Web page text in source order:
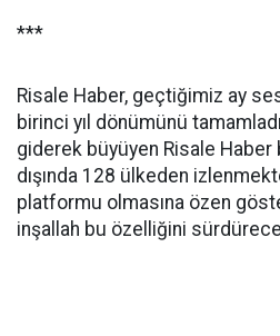
***
Risale Haber, geçtiğimiz ay
birinci yıl dönümünü
giderek büyüyen Risale
dışında 128 ülkeden
platformu olmasına özen
inşallah bu özelliğini